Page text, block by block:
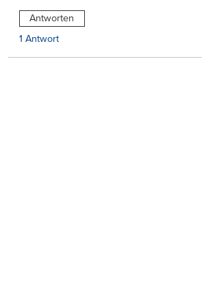
Antworten
1 Antwort